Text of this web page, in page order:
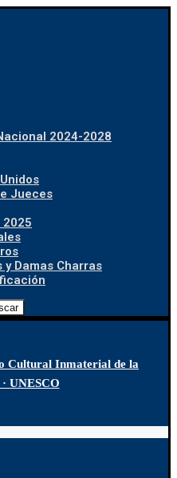
2024-2028
Jueces
2025
y Damas Charras
Cultural Inmaterial de la
UNESCO